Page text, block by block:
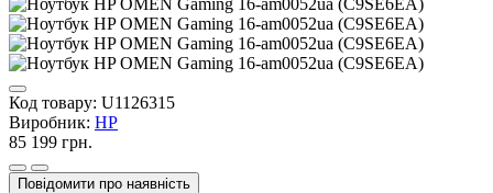
Код товару: U1126315
Виробник: HP
85 199 грн.
Повідомити про наявність